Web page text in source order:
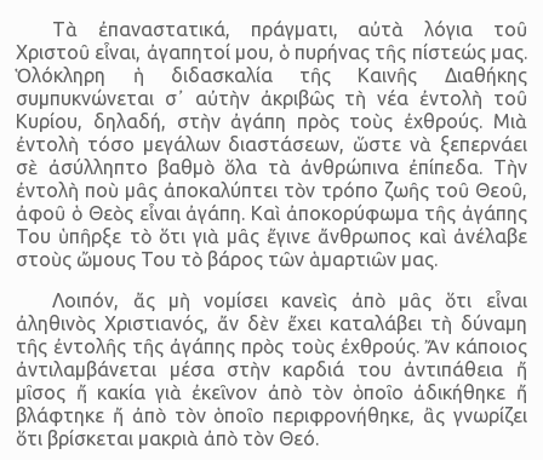
Τὰ ἐπαναστατικά, πράγματι, αὐτὰ λόγια τοῦ
Χριστοῦ εἶναι, ἀγαπητοί μου, ὁ πυρήνας τῆς πίστεώς μας.
Ὁλόκληρη ἡ διδασκαλία τῆς Καινῆς Διαθήκης
συμπυκνώνεται σ᾽ αὐτὴν ἀκριβῶς τὴ νέα ἐντολὴ τοῦ
Κυρίου, δηλαδή, στὴν ἀγάπη πρὸς τοὺς ἐχθρούς. Μιὰ
ἐντολὴ τόσο μεγάλων διαστάσεων, ὥστε νὰ ξεπερνάει
σὲ ἀσύλληπτο βαθμὸ ὅλα τὰ ἀνθρώπινα ἐπίπεδα. Τὴν
ἐντολὴ ποὺ μᾶς ἀποκαλύπτει τὸν τρόπο ζωῆς τοῦ Θεοῦ,
ἀφοῦ ὁ Θεὸς εἶναι ἀγάπη. Kαὶ ἀποκορύφωμα τῆς ἀγάπης
Του ὑπῆρξε τὸ ὅτι γιὰ μᾶς ἔγινε ἄνθρωπος καὶ ἀνέλαβε
στοὺς ὤμους Του τὸ βάρος τῶν ἁμαρτιῶν μας.
Λοιπόν, ἄς μὴ νομίσει κανεὶς ἀπὸ μᾶς ὅτι εἶναι
ἀληθινὸς Χριστιανός, ἄν δὲν ἔχει καταλάβει τὴ δύναμη
τῆς ἐντολῆς τῆς ἀγάπης πρὸς τοὺς ἐχθρούς. Ἄν κάποιος
ἀντιλαμβάνεται μέσα στὴν καρδιά του ἀντιπάθεια ἤ
μῖσος ἤ κακία γιὰ ἐκεῖνον ἀπὸ τὸν ὁποῖο ἀδικήθηκε ἤ
βλάφτηκε ἤ ἀπὸ τὸν ὁποῖο περιφρονήθηκε, ἂς γνωρίζει
ὅτι βρίσκεται μακριὰ ἀπὸ τὸν Θεό.